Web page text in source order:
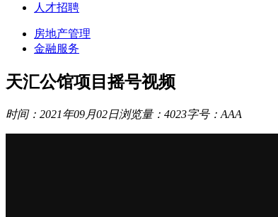
人才招聘
房地产管理
金融服务
天汇公馆项目摇号视频
时间：2021年09月02日浏览量：4023字号： AAA